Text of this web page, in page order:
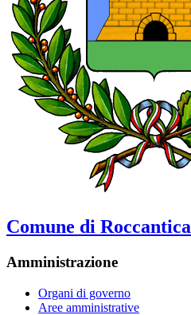
Comune di Roccantica
Amministrazione
Organi di governo
Aree amministrative